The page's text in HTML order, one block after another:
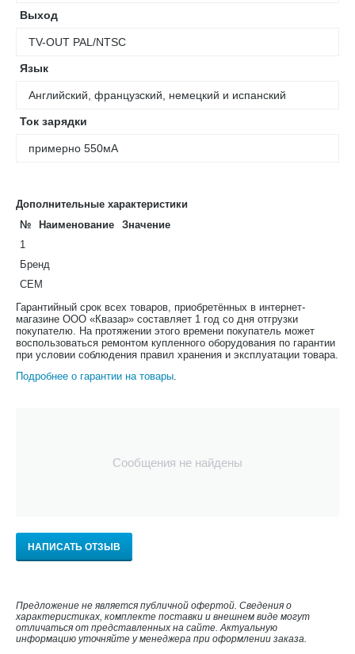
Выход
TV-OUT PAL/NTSC
Язык
Английский, французский, немецкий и испанский
Ток зарядки
примерно 550мА
Дополнительные характеристики
№
Наименование
Значение
1
Бренд
CEM
Гарантийный срок всех товаров, приобретённых в интернет-
магазине ООО «Квазар» составляет 1 год со дня отгрузки
покупателю. На протяжении этого времени покупатель может
воспользоваться ремонтом купленного оборудования по гарантии
при условии соблюдения правил хранения и эксплуатации товара.
Подробнее о гарантии на товары.
Сообщения не найдены
НАПИСАТЬ ОТЗЫВ
Предложение не является публичной офертой. Сведения о
характеристиках, комплекте поставки и внешнем виде могут
отличаться от представленных на сайте. Актуальную
информацию уточняйте у менеджера при оформлении заказа.